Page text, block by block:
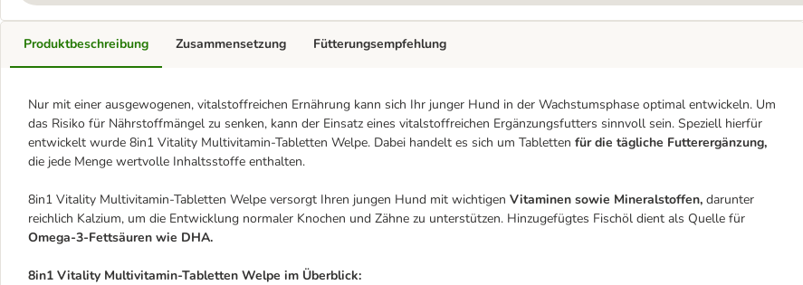
Produktbeschreibung
Nur mit einer ausgewogenen, vitalstoffreichen Ernährung kann sich Ihr junger Hund in der Wachstumsphase optimal entwickeln. Um
das Risiko für Nährstoffmängel zu senken, kann der Einsatz eines vitalstoffreichen Ergänzungsfutters sinnvoll sein. Speziell hierfür
entwickelt wurde 8in1 Vitality Multivitamin-Tabletten Welpe. Dabei handelt es sich um Tabletten für die tägliche Futterergänzung,
die jede Menge wertvolle Inhaltsstoffe enthalten.
8in1 Vitality Multivitamin-Tabletten Welpe versorgt Ihren jungen Hund mit wichtigen Vitaminen sowie Mineralstoffen, darunter
reichlich Kalzium, um die Entwicklung normaler Knochen und Zähne zu unterstützen. Hinzugefügtes Fischöl dient als Quelle für
Omega-3-Fettsäuren wie DHA.
8in1 Vitality Multivitamin-Tabletten Welpe im Überblick:
Zusammensetzung Fütterungsempfehlung